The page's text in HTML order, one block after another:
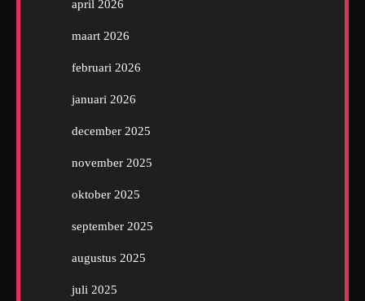
april 2026
maart 2026
februari 2026
januari 2026
december 2025
november 2025
oktober 2025
september 2025
augustus 2025
juli 2025